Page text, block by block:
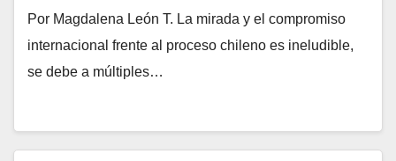
Por Magdalena León T. La mirada y el compromiso
internacional frente al proceso chileno es ineludible,
se debe a múltiples…